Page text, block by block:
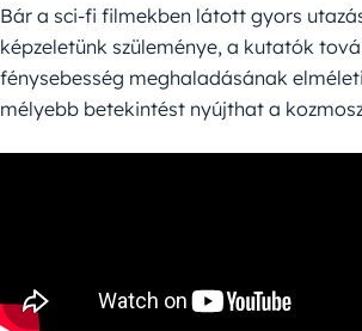
Bár a sci-fi filmekben látott gyors
képzeletünk szüleménye, a kutatók
fénysebesség meghaladásának
mélyebb betekintést nyújthat a